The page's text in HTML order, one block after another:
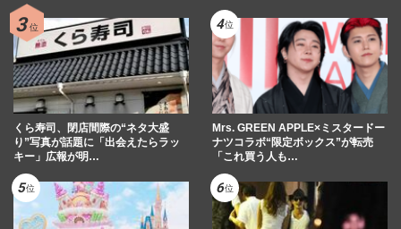
くら寿司、閉店間際の“ネタ大盛
り”写真が話題に「出会えたらラッ
キー」広報が明…
Mrs. GREEN APPLE×ミスタードー
ナツコラボ“限定ボックス”が転売
「これ買う人も…